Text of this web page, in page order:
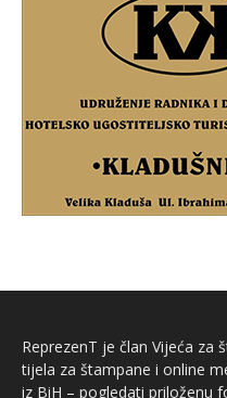
ReprezenT je član Vijeća za
tijela za štampane i online
iz BiH – pogledati priloženu